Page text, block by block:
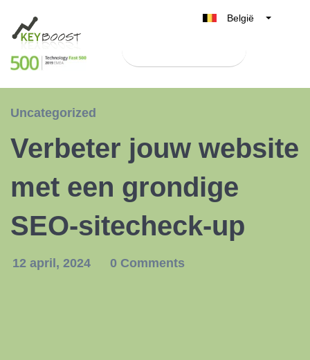
België
Nederland
España
Uncategorized
Verbeter jouw website
met een grondige
SEO-sitecheck-up
12 april, 2024 0 Comments